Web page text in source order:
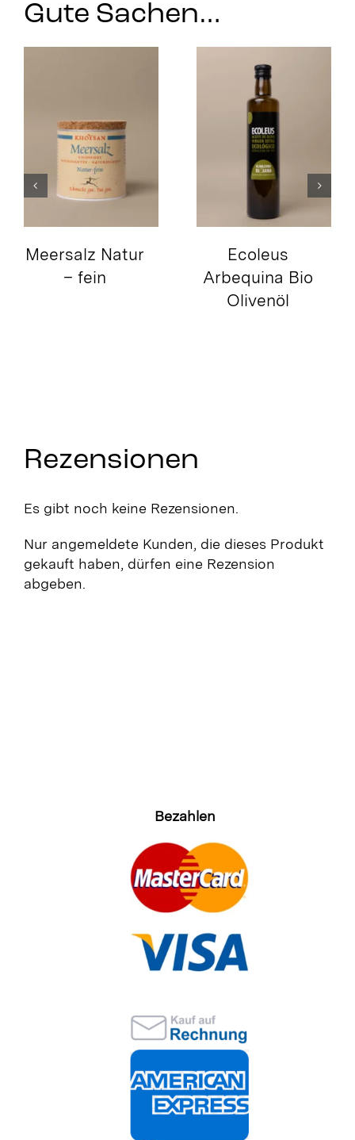
Gute Sachen…
Meersalz Natur
– grob
Pannonischer
Safran Bio
Nur angemeldete Kunden, die dieses Produkt
gekauft haben, dürfen eine Rezension
abgeben.